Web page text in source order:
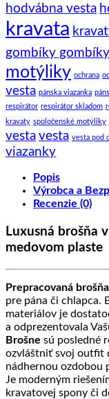
hodvábna vesta
kravata
gombíky gombíky
motýliky ochrana
vesta pánska viazanka
respirátor respirátor skladom
kravaty spoločenské motýliky
vesta vesta vesta pod
viazanky
Popis
Výrobca a
Recenzie (0)
Luxusná brošňa
medovom plaste
Prepracovaná brošňa
pre pána či chlapca.
materiálov je
a odprezentovala
Brošne sú posledné
ozvláštniť svoj outfit
nádhernou ozdobou
Je moderným
kravatovej spony či